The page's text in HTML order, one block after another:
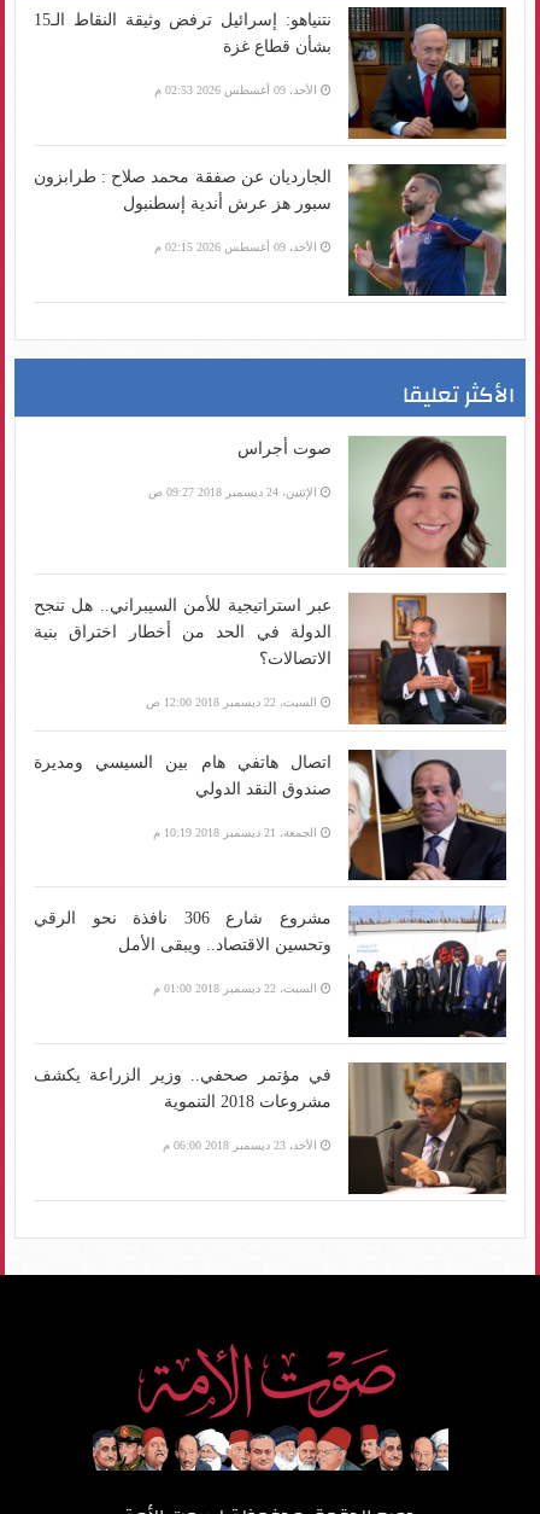
نتنياهو: إسرائيل ترفض وثيقة النقاط الـ15
بشأن قطاع غزة
الأحد، 09 أغسطس 2026 02:53 م
الجارديان عن صفقة محمد صلاح : طرابزون
سبور هز عرش أندية إسطنبول
الأحد، 09 أغسطس 2026 02:15 م
الأكثر تعليقا
صوت أجراس
الإثنين، 24 ديسمبر 2018 09:27 ص
عبر استراتيجية للأمن السيبراني.. هل تنجح
الدولة في الحد من أخطار اختراق بنية
الاتصالات؟
السبت، 22 ديسمبر 2018 12:00 ص
اتصال هاتفي هام بين السيسي ومديرة
صندوق النقد الدولي
الجمعة، 21 ديسمبر 2018 10:19 م
مشروع شارع 306 نافذة نحو الرقي
وتحسين الاقتصاد.. ويبقى الأمل
السبت، 22 ديسمبر 2018 01:00 م
في مؤتمر صحفي.. وزير الزراعة يكشف
مشروعات 2018 التنموية
الأحد، 23 ديسمبر 2018 06:00 م